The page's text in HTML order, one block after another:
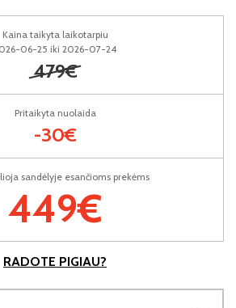
sandėlyje esančioms prekėms
449€
Kaina taikyta laikotarpiu
06-25 iki 2026-07-24
479€
Pritaikyta nuolaida
-30€
RADOTE PIGIAU?